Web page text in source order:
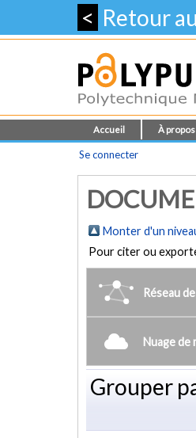
< Retour
Accueil À propos
Se connecter
Monter d'un
Pour citer ou
Réseau
Nuage de
Grouper